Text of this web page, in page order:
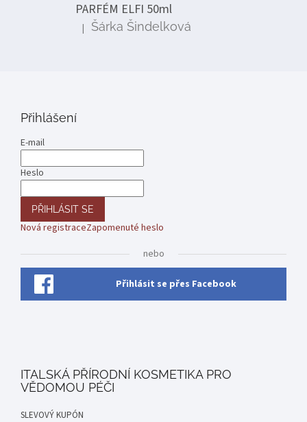
PARFÉM ELFI 50ml
Hodnocení produktu je 5 z 5 hvězdiček.
| Šárka Šindelková
Přihlášení
E-mail
Heslo
PŘIHLÁSIT SE
Nová registraceZapomenuté heslo
nebo
Přihlásit se přes Facebook
ITALSKÁ PŘÍRODNÍ KOSMETIKA PRO
VĚDOMOU PÉČI
SLEVOVÝ KUPÓN